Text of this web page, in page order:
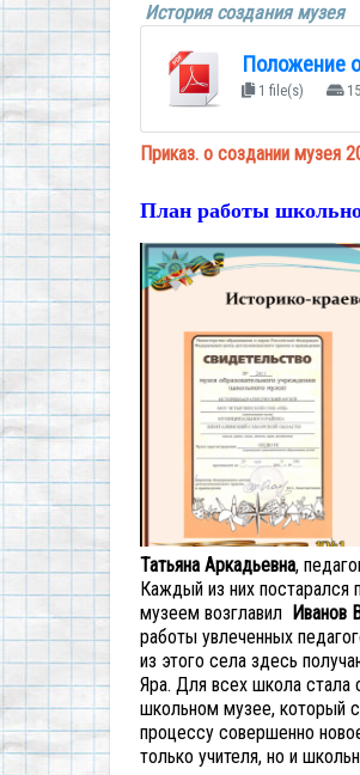
История создания музея
Положение
1 file(s)
Приказ. о создании музея
План работы
Татьяна Аркадьевна,
Каждый из них постарался
музеем возглавил Иванов
работы увлеченных
из этого села здесь
Яра. Для всех школа стала
школьном музее, который
процессу совершенно
только учителя, но и